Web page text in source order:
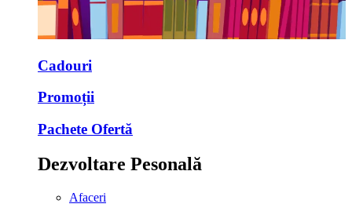
Cadouri
Promoții
Pachete Ofertă
Dezvoltare Pesonală
Afaceri